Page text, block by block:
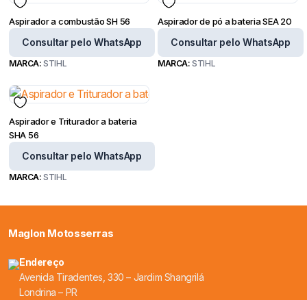
Aspirador a combustão SH 56
Consultar pelo WhatsApp
MARCA:STIHL
Aspirador de pó a bateria SEA 20
Consultar pelo WhatsApp
MARCA:STIHL
Aspirador e Triturador a bateria
SHA 56
Consultar pelo WhatsApp
MARCA:STIHL
Maglon Motosserras
Endereço
Avenida Tiradentes, 330 – Jardim Shangrilá
Londrina – PR